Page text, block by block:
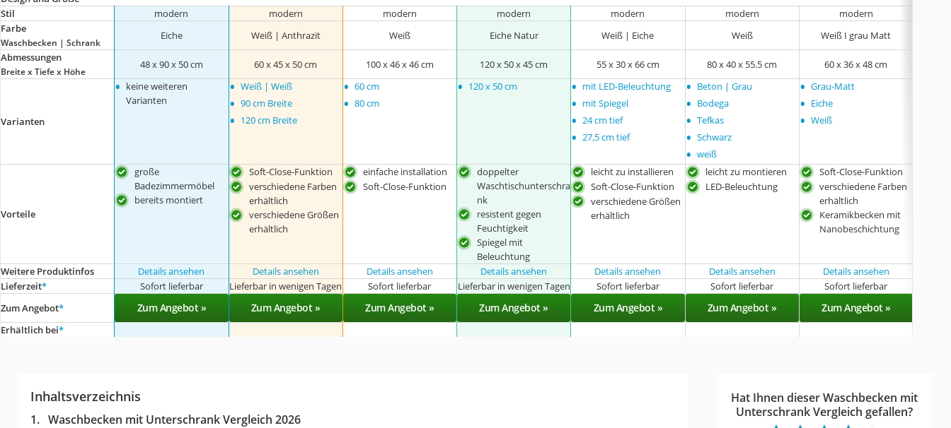
Stil
modern modern modern modern modern modern
modern
Farbe
Waschbecken | Schrank
Eiche Weiß | Anthrazit Weiß Eiche Natur Weiß | Eiche Weiß Weiß I grau Matt
Abmessungen
Breite x Tiefe x Höhe
48 x 90 x 50 cm 60 x 45 x 50 cm 100 x 46 x 46 cm 120 x 50 x 45 cm 55 x 30 x 66 cm ‎80 x 40 x 55.5 cm 60 x 36 x 48 cm
Varianten
• keine weiteren
Varianten
• Weiß | Weiß
• 90 cm Breite
• 120 cm Breite
• 60 cm
• 80 cm
• 120 x 50 cm • mit LED-Beleuchtung
• mit Spiegel
• 24 cm tief
• 27,5 cm tief
• Beton | Grau
• Bodega
• Tefkas
• Schwarz
• weiß
• Grau-Matt
• Eiche
• Weiß
Vorteile
große
Badezimmermöbel
bereits montiert
Soft-Close-Funktion
verschiedene Farben
erhältlich
verschiedene Größen
erhältlich
einfache installation
Soft-Close-Funktion
doppelter
Waschtischunterschra
nk
resistent gegen
Feuchtigkeit
Spiegel mit
Beleuchtung
leicht zu installieren
Soft-Close-Funktion
verschiedene Größen
erhältlich
leicht zu montieren
LED-Beleuchtung
Soft-Close-Funktion
verschiedene Farben
erhältlich
Keramikbecken mit
Nanobeschichtung
Weitere Produktinfos Details ansehen Details ansehen Details ansehen Details ansehen Details ansehen Details ansehen
Details ansehen
Lieferzeit* Sofort lieferbar Lieferbar in wenigen Tagen Sofort lieferbar Lieferbar in wenigen Tagen Sofort lieferbar Sofort lieferbar Sofort lieferbar
Zum Angebot* Zum Angebot » Zum Angebot » Zum Angebot » Zum Angebot » Zum Angebot » Zum Angebot » Zum Angebot »
Erhältlich bei*
Inhaltsverzeichnis
Waschbecken mit Unterschrank Vergleich 2026
Hat Ihnen dieser Waschbecken mit
Unterschrank Vergleich gefallen?